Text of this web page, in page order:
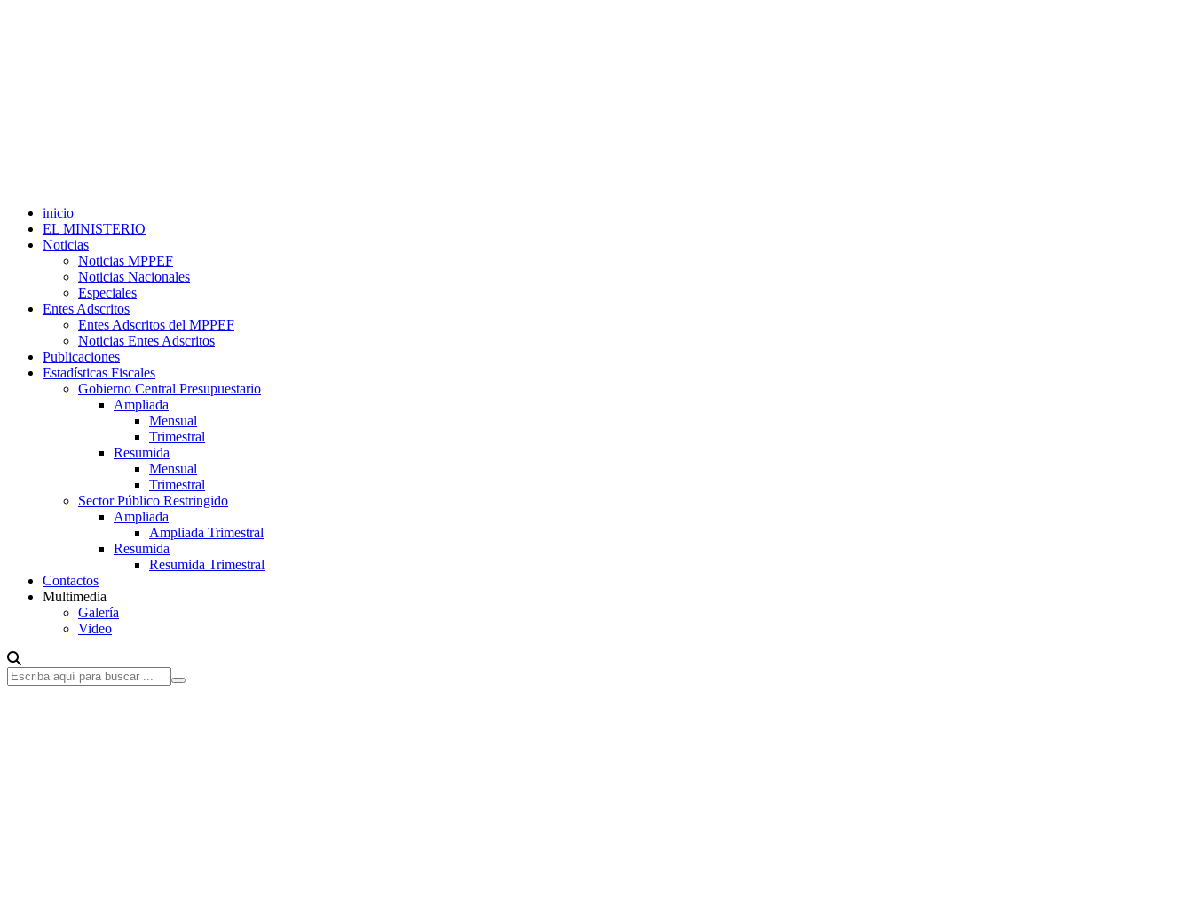
inicio
EL MINISTERIO
Noticias
Noticias MPPEF
Noticias Nacionales
Especiales
Entes Adscritos
Entes Adscritos del MPPEF
Noticias Entes Adscritos
Publicaciones
Estadísticas Fiscales
Gobierno Central Presupuestario
Ampliada
Mensual
Trimestral
Resumida
Mensual
Trimestral
Sector Público Restringido
Ampliada
Ampliada Trimestral
Resumida
Resumida Trimestral
Contactos
Multimedia
Galería
Video